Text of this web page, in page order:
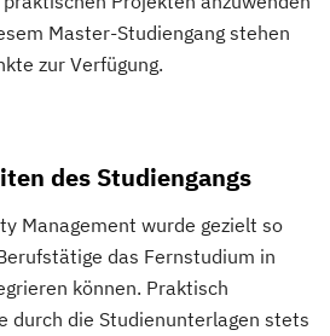
Master-Studiengang stehen
zur Verfügung.
des Studiengangs
Management wurde gezielt so
das Fernstudium in
können. Praktisch
durch die Studienunterlagen stets